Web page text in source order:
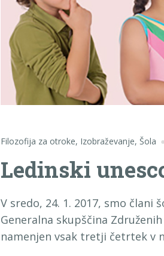
Filozofija za otroke, Izobraževanje, Šola
Ledinski
V sredo, 24. 1. 2017, smo člani
Generalna skupščina
namenjen vsak tretji četrtek v